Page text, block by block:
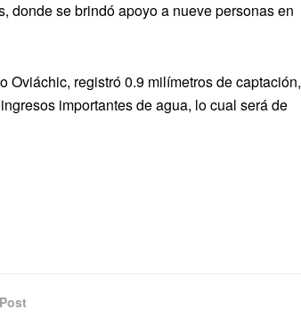
donde se brindó apoyo a nueve personas en
Oviáchic, registró 0.9 milímetros de captación,
importantes de agua, lo cual será de